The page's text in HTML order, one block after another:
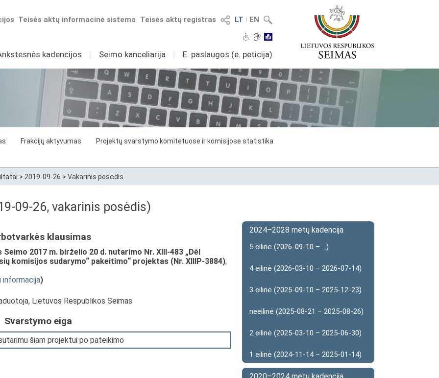
LT I EN
Teisės aktų registras
Teisės aktų informacinė sistema
kadencijos I Seimo kanceliarija I E. paslaugos (e. peticija)
Frakcijų aktyvumas
Projektų svarstymo komitetuose ir komisijose statistika
> 2019-09-26 > Vakarinis posėdis
09-26, vakarinis posėdis)
klausimas
2017 m. birželio 20 d. nutarimo Nr. XIII-483 „Dėl
komisijos sudarymo“ pakeitimo“ projektas (Nr. XIIIP-3884);
informacija)
Lietuvos Respublikos Seimas
Svarstymo eiga
šiam projektui po pateikimo
2024–2028 metų kadencija
5 eilinė (2026-09-10 – ...)
4 eilinė (2026-03-10 – 2026-07-14)
3 eilinė (2025-09-10 – 2025-12-23)
neeilinė (2025-08-21 – 2025-08-26)
2 eilinė (2025-03-10 – 2025-06-30)
1 eilinė (2024-11-14 – 2025-01-14)